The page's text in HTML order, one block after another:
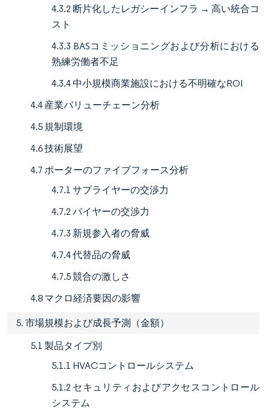
4.3.2 断片化したレガシーインフラ → 高い統合コ
スト
4.3.3 BASコミッショニングおよび分析における
熟練労働者不足
4.3.4 中小規模商業施設における不明確なROI
4.4 産業バリューチェーン分析
4.5 規制環境
4.6 技術展望
4.7 ポーターのファイブフォース分析
4.7.1 サプライヤーの交渉力
4.7.2 バイヤーの交渉力
4.7.3 新規参入者の脅威
4.7.4 代替品の脅威
4.7.5 競合の激しさ
4.8 マクロ経済要因の影響
5. 市場規模および成長予測（金額）
5.1 製品タイプ別
5.1.1 HVACコントロールシステム
5.1.2 セキュリティおよびアクセスコントロール
システム